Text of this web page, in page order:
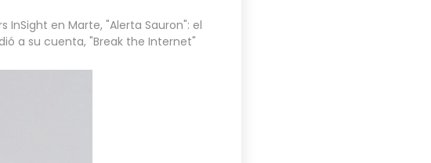
InSight en Marte, "Alerta Sauron": el
a su cuenta, "Break the Internet"